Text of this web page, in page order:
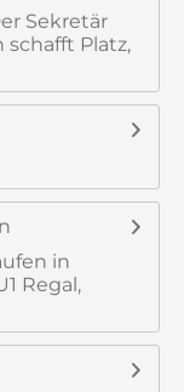
Sekretär
schafft Platz,
in
Regal,